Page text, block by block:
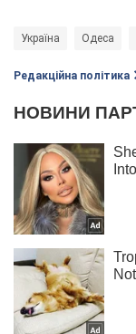
Україна Одеса
Редакційна політика